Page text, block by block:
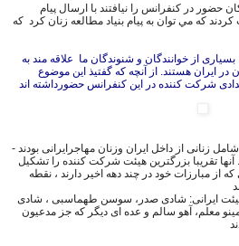
حضور در كنفرانس را نيافتند با ارسال پيام
كه مي توان به پيام بنیاد مطالعه زنان کرد که
ایران هستند. از آنچه كه گفتيذ اين موضوع
- بله كاملا درست است،. هیئت ایرانی شامل زنانی از داخل ایران وزنان مهاجرايرانى بودند
تقریبا بزرگترین هیئت شركت كننده را تشكيل
از مبارزات خود در چند دهه اخير دارند ، نقطه
ایرانی: شادی صدر، سوسن طهماسبی ، شادی
معلم، آهو سالم و عده اى ديگر كه جز مدعيون